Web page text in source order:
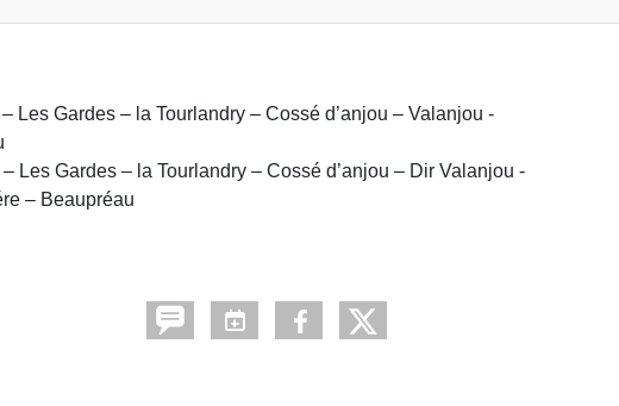
Les Gardes – la Tourlandry – Cossé d’anjou – Valanjou -
Les Gardes – la Tourlandry – Cossé d’anjou – Dir Valanjou -
– Beaupréau